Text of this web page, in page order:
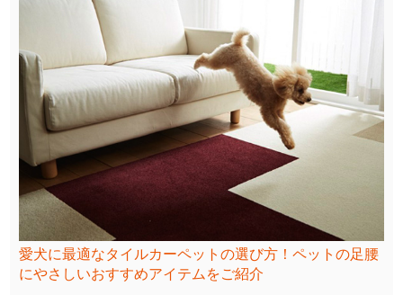
愛犬に最適なタイルカーペットの選び方！ペットの足腰
にやさしいおすすめアイテムをご紹介